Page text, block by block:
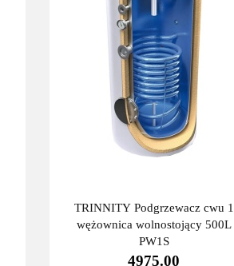
TRINNITY Podgrzewacz cwu 1
wężownica wolnostojący 500L
PW1S
4975.00